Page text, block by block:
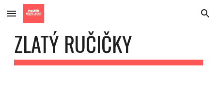
Skip to main content Skip to navigation
ZLATÝ RUČIČKY